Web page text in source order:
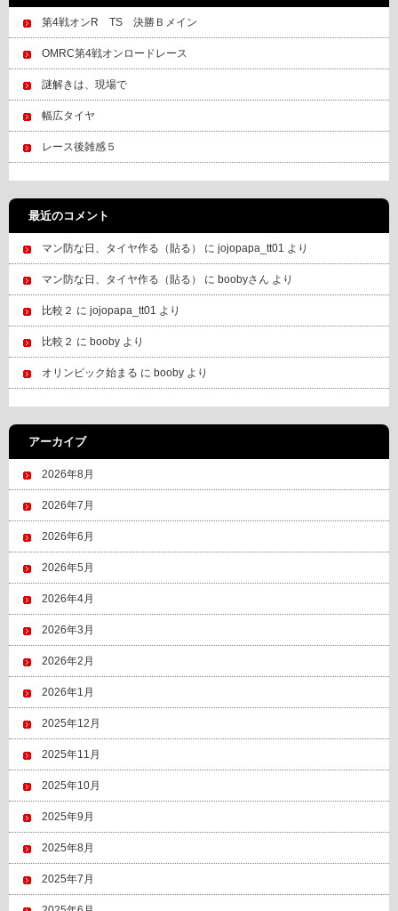
第4戦オンR TS 決勝Ｂメイン
OMRC第4戦オンロードレース
謎解きは、現場で
幅広タイヤ
レース後雑感５
最近のコメント
マン防な日、タイヤ作る（貼る） に jojopapa_tt01 より
マン防な日、タイヤ作る（貼る） に boobyさん より
比較２ に jojopapa_tt01 より
比較２ に booby より
オリンピック始まる に booby より
アーカイブ
2026年8月
2026年7月
2026年6月
2026年5月
2026年4月
2026年3月
2026年2月
2026年1月
2025年12月
2025年11月
2025年10月
2025年9月
2025年8月
2025年7月